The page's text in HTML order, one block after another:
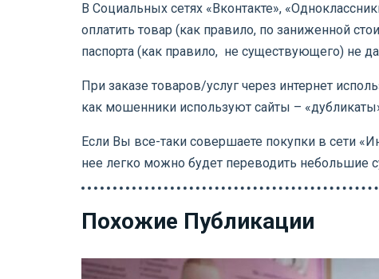
В Социальных сетях «Вконтакте»,
оплатить товар (как правило, по заниженной
паспорта (как правило, не существующего) не
При заказе товаров/услуг через интернет
как мошенники используют сайты –
Если Вы все-таки совершаете покупки в сети
нее легко можно будет переводить небольшие
Похожие Публикации